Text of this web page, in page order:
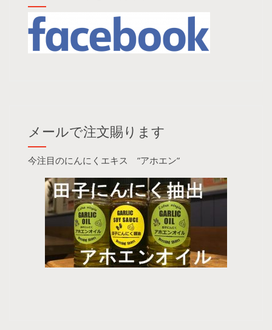
メールで注文賜ります
今注目のにんにくエキス ”アホエン”